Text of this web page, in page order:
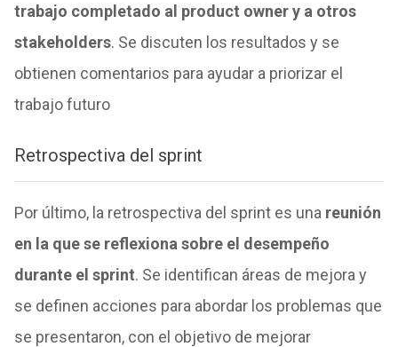
trabajo completado al product owner y a otros
stakeholders. Se discuten los resultados y se
obtienen comentarios para ayudar a priorizar el
trabajo futuro
Retrospectiva del sprint
Por último, la retrospectiva del sprint es una reunión
en la que se reflexiona sobre el desempeño
durante el sprint. Se identifican áreas de mejora y
se definen acciones para abordar los problemas que
se presentaron, con el objetivo de mejorar